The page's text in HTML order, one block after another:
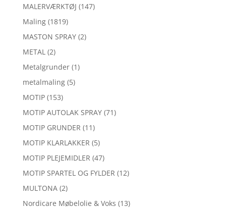
MALERVÆRKTØJ (147)
Maling (1819)
MASTON SPRAY (2)
METAL (2)
Metalgrunder (1)
metalmaling (5)
MOTIP (153)
MOTIP AUTOLAK SPRAY (71)
MOTIP GRUNDER (11)
MOTIP KLARLAKKER (5)
MOTIP PLEJEMIDLER (47)
MOTIP SPARTEL OG FYLDER (12)
MULTONA (2)
Nordicare Møbelolie & Voks (13)